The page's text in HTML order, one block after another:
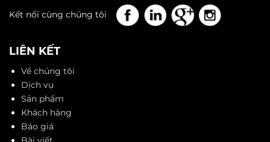
Kết nối cùng chúng tôi
LIÊN KẾT
Về chúng tôi
Dịch vụ
Sản phẩm
Khách hàng
Báo giá